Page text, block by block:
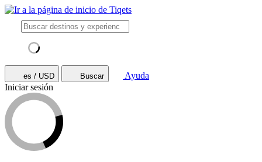
es / USD Buscar
Ayuda
Iniciar sesión